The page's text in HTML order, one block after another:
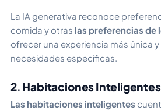
La IA generativa reconoce
comida y otras las preferencias de
ofrecer una experiencia más única
necesidades específicas.
2. Habitaciones Inteligentes
Las habitaciones inteligentes